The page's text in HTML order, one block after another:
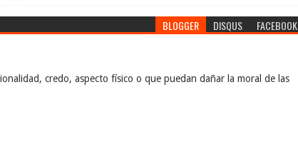
BLOGGER DISQUS FACEBOOK
credo, aspecto físico o que puedan dañar la moral de las